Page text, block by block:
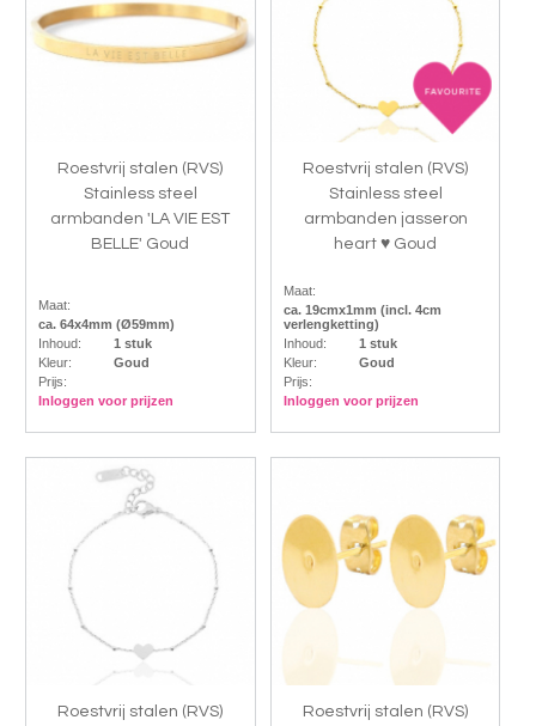
Roestvrij stalen (RVS)
Stainless steel
armbanden 'LA VIE EST
BELLE' Goud
Maat:
ca. 64x4mm (Ø59mm)
Inhoud:
1 stuk
Kleur:
Goud
Prijs:
Inloggen voor prijzen
Roestvrij stalen (RVS)
Stainless steel
armbanden jasseron
heart ♥ Goud
Maat:
ca. 19cmx1mm (incl. 4cm
verlengketting)
Inhoud:
1 stuk
Kleur:
Goud
Prijs:
Inloggen voor prijzen
Roestvrij stalen (RVS)
Roestvrij stalen (RVS)